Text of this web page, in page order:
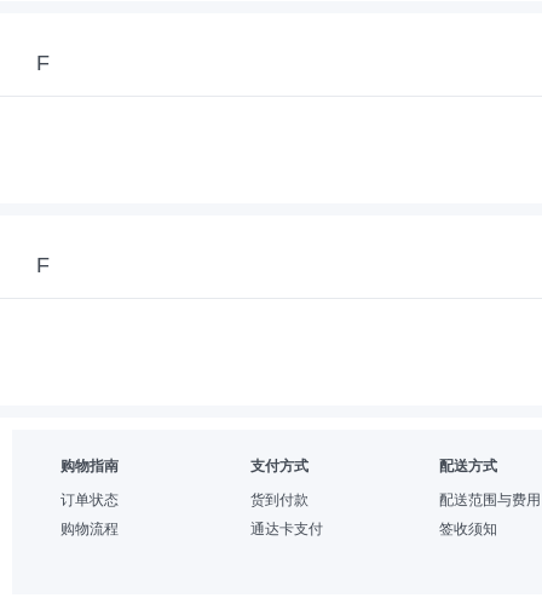
F
F
购物指南
订单状态
购物流程
支付方式
货到付款
通达卡支付
配送方式
配送范围与费用
签收须知